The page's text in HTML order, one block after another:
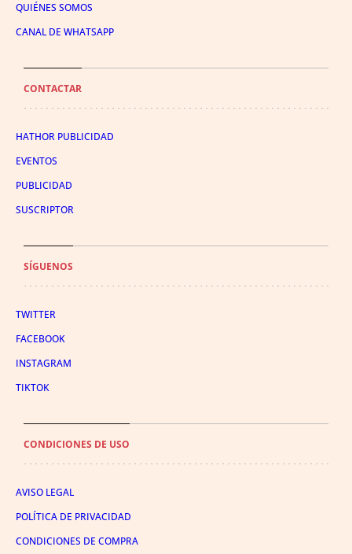
QUIÉNES SOMOS
CANAL DE WHATSAPP
CONTACTAR
HATHOR PUBLICIDAD
EVENTOS
PUBLICIDAD
SUSCRIPTOR
SÍGUENOS
TWITTER
FACEBOOK
INSTAGRAM
TIKTOK
CONDICIONES DE USO
AVISO LEGAL
POLÍTICA DE PRIVACIDAD
CONDICIONES DE COMPRA